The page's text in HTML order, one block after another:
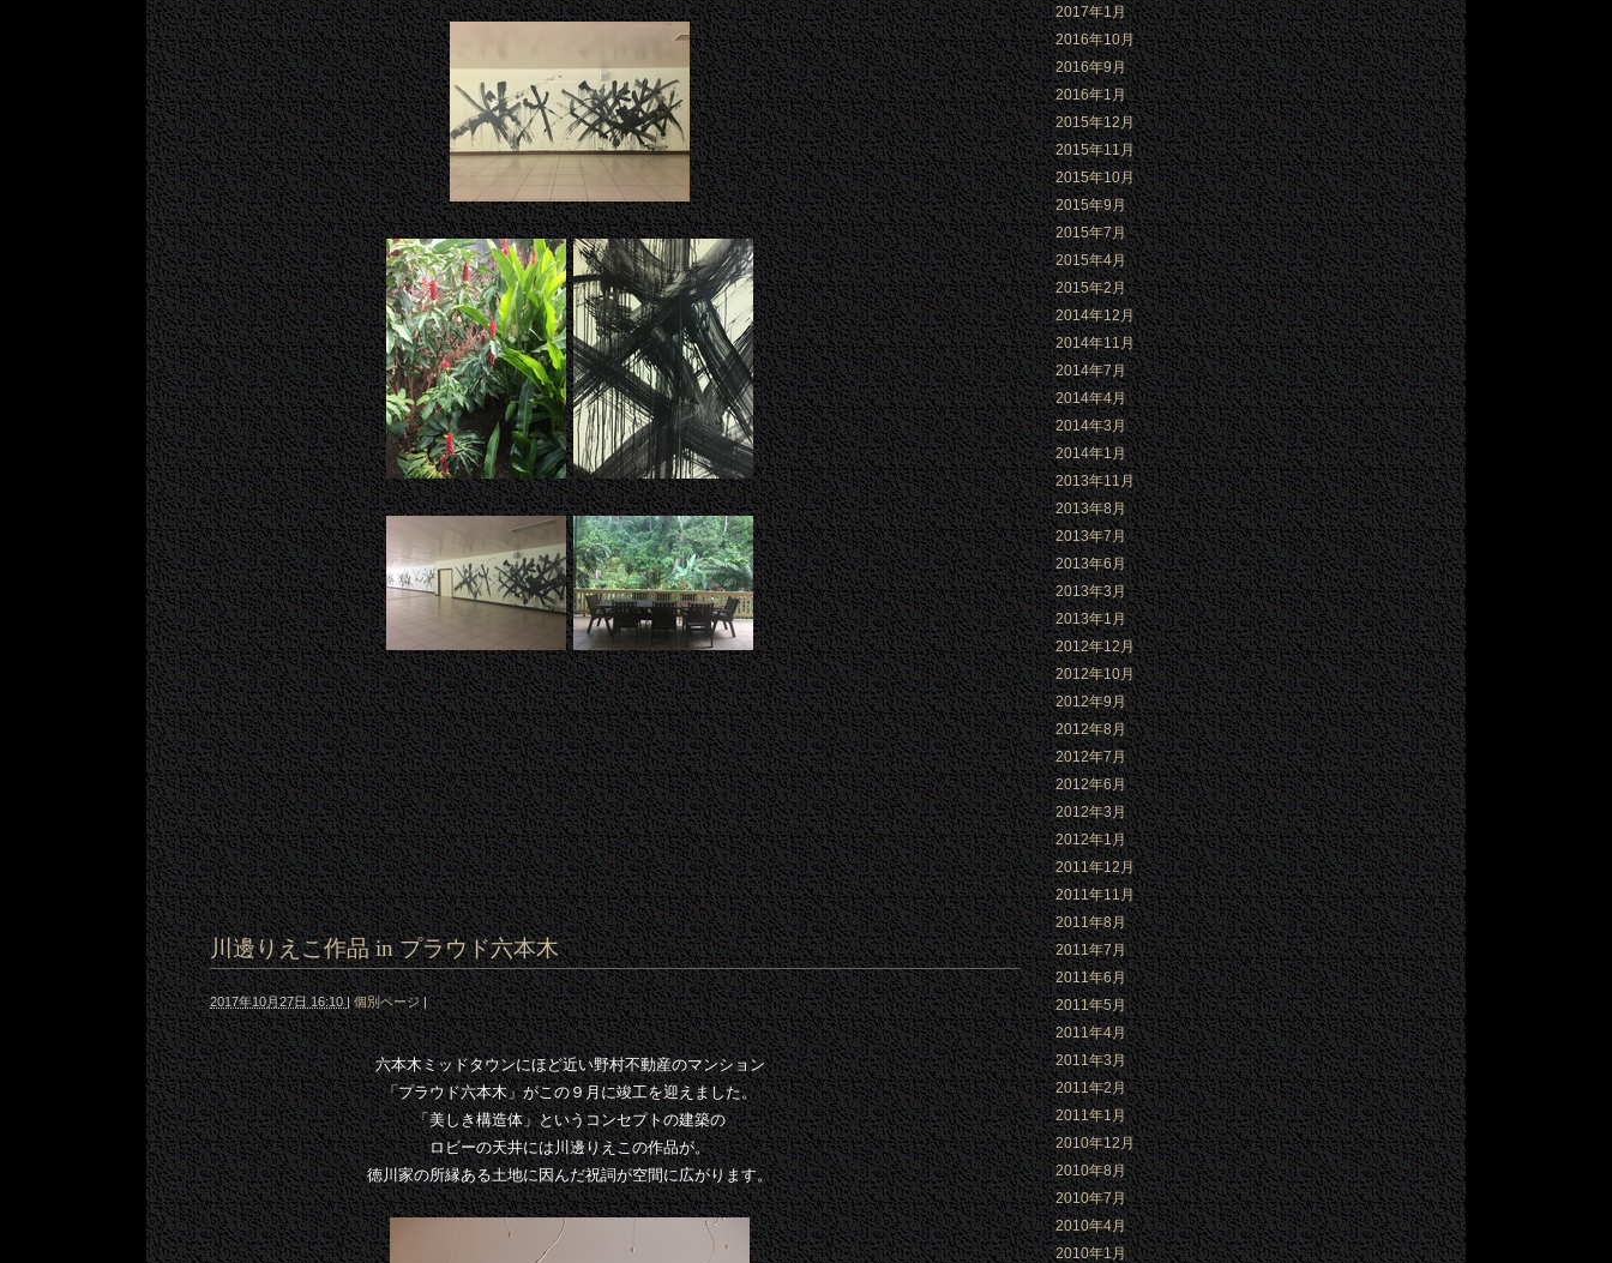
川邊りえこ作品 in プラウド六本木
2017年10月27日 16:10| 個別ページ |
六本木ミッドタウンにほど近い野村不動産のマンション
「プラウド六本木」がこの９月に竣工を迎えました。
「美しき構造体」というコンセプトの建築の
ロビーの天井には川邊りえこの作品が。
徳川家の所縁ある土地に因んだ祝詞が空間に広がります。
2017年1月
2016年10月
2016年9月
2016年1月
2015年12月
2015年11月
2015年10月
2015年9月
2015年7月
2015年4月
2015年2月
2014年12月
2014年11月
2014年7月
2014年4月
2014年3月
2014年1月
2013年11月
2013年8月
2013年7月
2013年6月
2013年3月
2013年1月
2012年12月
2012年10月
2012年9月
2012年8月
2012年7月
2012年6月
2012年3月
2012年1月
2011年12月
2011年11月
2011年8月
2011年7月
2011年6月
2011年5月
2011年4月
2011年3月
2011年2月
2011年1月
2010年12月
2010年8月
2010年7月
2010年4月
2010年1月